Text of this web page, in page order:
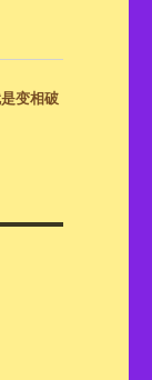
变相破